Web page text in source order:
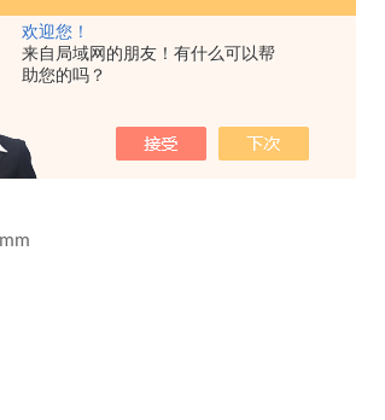
欢迎您！
来自局域网的朋友！有什么可以帮
助您的吗？
一以内